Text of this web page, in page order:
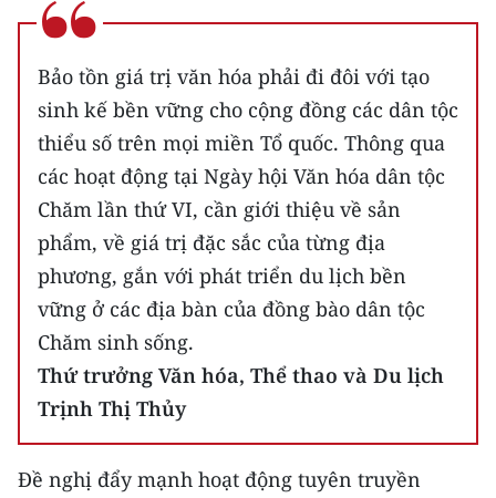
Duyên hải Nam Trung Bộ và Tây
Đông Nam Bộ
Đồng bằng sông Cửu Long
Chuyên trang Hà Nội
Chuyên trang TP. Hồ Chí Minh
CHUYÊN ĐỀ
CÁC CHUYÊN TRANG
VỀ BÁO NHÂN DÂN
THỜI NAY
Bảo tồn giá trị văn hóa phải đi đôi với tạo
sinh kế bền vững cho cộng đồng các dân tộc
thiểu số trên mọi miền Tổ quốc. Thông qua
các hoạt động tại Ngày hội Văn hóa dân tộc
Chăm lần thứ VI, cần giới thiệu về sản
phẩm, về giá trị đặc sắc của từng địa
phương, gắn với phát triển du lịch bền
vững ở các địa bàn của đồng bào dân tộc
Chăm sinh sống.
Thứ trưởng Văn hóa, Thể thao và Du lịch
Trịnh Thị Thủy
Đề nghị đẩy mạnh hoạt động tuyên truyền